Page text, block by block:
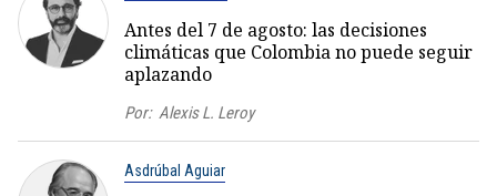
Antes del 7 de agosto: las decisiones
climáticas que Colombia no puede seguir
aplazando
Por: Alexis L. Leroy
Asdrúbal Aguiar